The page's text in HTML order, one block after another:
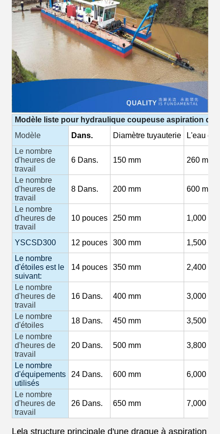
Modèle liste pour hydraulique coupeuse aspiration
Modèle
Dans. Diamètre tuyauterie L'eau
Le nombre
d'heures de
travail
6 Dans. 150 mm 260 m3/h
Le nombre
d'heures de
travail
8 Dans. 200 mm 600 m3/h
Le nombre
d'heures de
travail
10 pouces 250 mm 1,000
YSCSD300 12 pouces 300 mm 1,500
Le nombre
d'étoiles est le
suivant:
14 pouces 350 mm 2,400
Le nombre
d'heures de
travail
16 Dans. 400 mm 3,000
Le nombre
d'étoiles
18 Dans. 450 mm 3,500
Le nombre
d'heures de
travail
20 Dans. 500 mm 3,800
Le nombre
d'équipements
utilisés
24 Dans. 600 mm 6,000
Le nombre
d'heures de
travail
26 Dans. 650 mm 7,000
Le la structure principale d'une drague à aspiration